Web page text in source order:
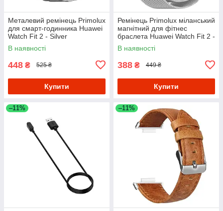
Металевий ремінець Primolux
для смарт-годинника Huawei
Watch Fit 2 - Silver
В наявності
448 ₴ 525 ₴
Купити
Ремінець Primolux міланський
магнітний для фітнес
браслета Huawei Watch Fit 2 -
Silver
В наявності
388 ₴ 449 ₴
Купити
–11% –11%